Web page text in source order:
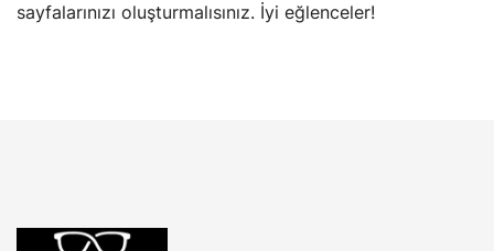
sayfalarınızı oluşturmalısınız. İyi eğlenceler!